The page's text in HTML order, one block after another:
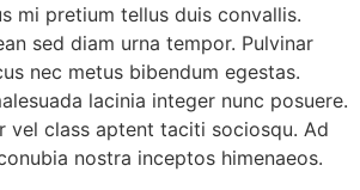
mi pretium tellus duis convallis.
sed diam urna tempor. Pulvinar
nec metus bibendum egestas.
lacinia integer nunc posuere.
vel class aptent taciti sociosqu. Ad
nostra inceptos himenaeos.